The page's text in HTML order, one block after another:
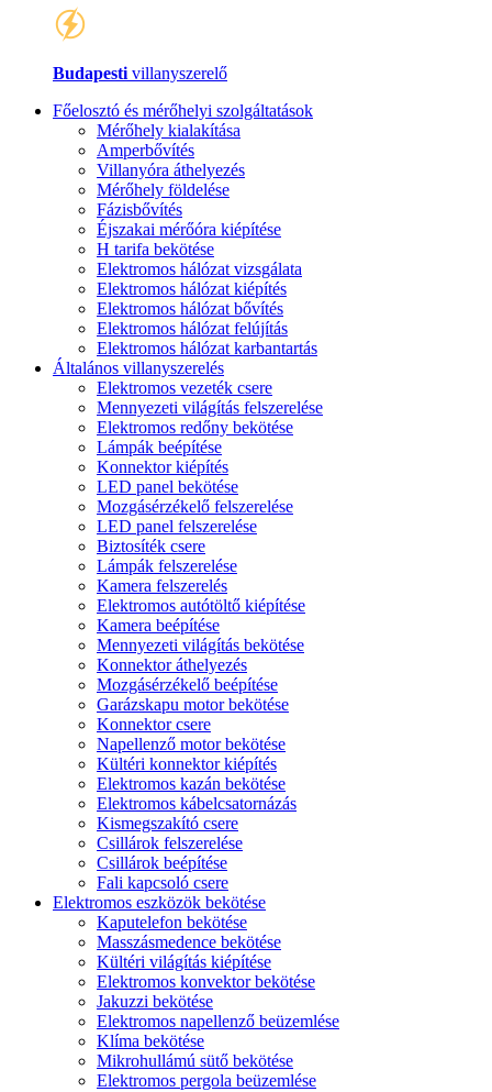
Budapesti villanyszerelő
Főelosztó és mérőhelyi szolgáltatások
Mérőhely kialakítása
Amperbővítés
Villanyóra áthelyezés
Mérőhely földelése
Fázisbővítés
Éjszakai mérőóra kiépítése
H tarifa bekötése
Elektromos hálózat vizsgálata
Elektromos hálózat kiépítés
Elektromos hálózat bővítés
Elektromos hálózat felújítás
Elektromos hálózat karbantartás
Általános villanyszerelés
Elektromos vezeték csere
Mennyezeti világítás felszerelése
Elektromos redőny bekötése
Lámpák beépítése
Konnektor kiépítés
LED panel bekötése
Mozgásérzékelő felszerelése
LED panel felszerelése
Biztosíték csere
Lámpák felszerelése
Kamera felszerelés
Elektromos autótöltő kiépítése
Kamera beépítése
Mennyezeti világítás bekötése
Konnektor áthelyezés
Mozgásérzékelő beépítése
Garázskapu motor bekötése
Konnektor csere
Napellenző motor bekötése
Kültéri konnektor kiépítés
Elektromos kazán bekötése
Elektromos kábelcsatornázás
Kismegszakító csere
Csillárok felszerelése
Csillárok beépítése
Fali kapcsoló csere
Elektromos eszközök bekötése
Kaputelefon bekötése
Masszásmedence bekötése
Kültéri világítás kiépítése
Elektromos konvektor bekötése
Jakuzzi bekötése
Elektromos napellenző beüzemlése
Klíma bekötése
Mikrohullámú sütő bekötése
Elektromos pergola beüzemlése